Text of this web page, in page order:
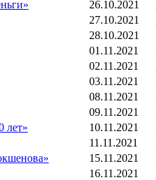
26.10.2021
27.10.2021
28.10.2021
01.11.2021
02.11.2021
03.11.2021
08.11.2021
09.11.2021
лет»
10.11.2021
11.11.2021
15.11.2021
16.11.2021